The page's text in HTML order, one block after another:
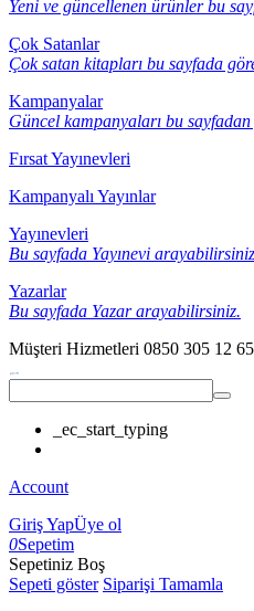
Yeni ve güncellenen ürünler bu
Çok Satanlar
Çok satan kitapları bu sayfada
Kampanyalar
Güncel kampanyaları bu
Fırsat Yayınevleri
Kampanyalı Yayınlar
Yayınevleri
Bu sayfada Yayınevi
Yazarlar
Bu sayfada Yazar arayabilirsiniz.
Müşteri Hizmetleri 0850 305 12 65
_ec_start_typing
Account
Giriş YapÜye ol
0Sepetim
Sepetiniz Boş
Sepeti göster Siparişi Tamamla